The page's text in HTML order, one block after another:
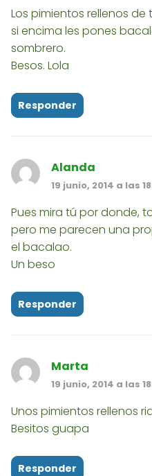
Los pimientos rellenos
si encima les pones
sombrero.
Besos. Lola
Responder
Alanda
19 junio, 2014 a las
Pues mira tú por donde,
pero me parecen una
el bacalao.
Un beso
Responder
Marta
19 junio, 2014 a las
Unos pimientos rellenos
Besitos guapa
Responder